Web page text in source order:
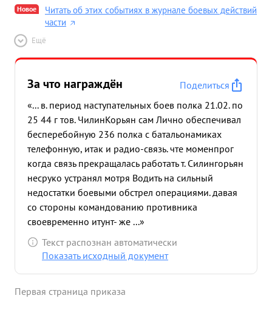
Новое
Читать об этих событиях в журнале боевых действий
части
Ещё
За что награждён
Поделиться
«... в. период наступательных боев полка 21.02. по
25 44 г тов. ЧилинКорьян сам Лично обеспечивал
бесперебойную 236 полка с батальонамиках
телефонную, итак и радио-связь. чте моменпрог
когда связь прекращалась работать т. Силингорьян
несруко устранял мотря Водить на сильный
недостатки боевыми обстрел операциями. давая
со стороны командованию противника
своевременно итунт- же ...»
Текст распознан автоматически
Показать исходный документ
Первая страница приказа